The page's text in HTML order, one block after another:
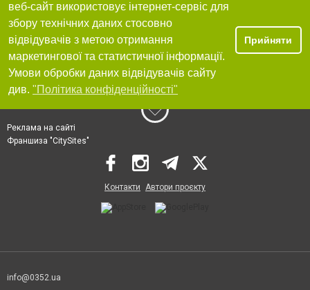
веб-сайт використовує інтернет-сервіс для
збору технічних даних стосовно
відвідувачів з метою отримання
маркетингової та статистичної інформації.
Умови обробки даних відвідувачів сайту
див. "Політика конфіденційності"
Прийняти
Реклама на сайті
Франшиза "CitySites"
Контакти Автори проєкту
info@0352.ua